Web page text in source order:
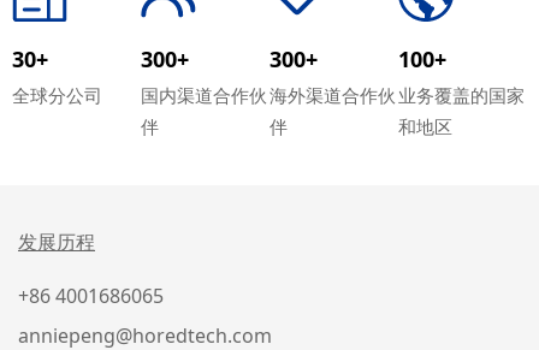
30+
全球分公司
300+
国内渠道合作伙
伴
300+
海外渠道合作伙
伴
100+
业务覆盖的国家
和地区
发展历程
+86 4001686065
anniepeng@horedtech.com